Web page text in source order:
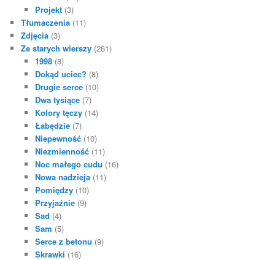
Projekt(3)
Tłumaczenia (11)
Zdjęcia (3)
Ze starych wierszy (261)
1998(8)
Dokąd uciec? (8)
Drugie serce(10)
Dwa tysiące(7)
Kolory tęczy(14)
Łabędzie(7)
Niepewność(10)
Niezmienność(11)
Noc małego cudu (16)
Nowa nadzieja(11)
Pomiędzy(10)
Przyjaźnie(9)
Sad (4)
Sam (5)
Serce z betonu (9)
Skrawki (16)